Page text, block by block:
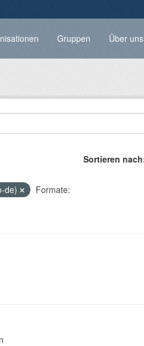
Gruppen Über uns
Sortieren nach
de)
Formate: